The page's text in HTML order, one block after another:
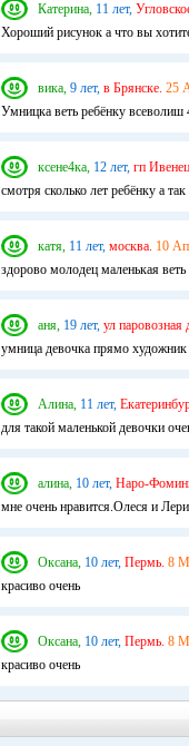
Катерина, 11 лет,
Хороший рисунок а что вы
вика, 9 лет, в Брянске. 25
Умницка веть ребёнку всеволиш
ксене4ка, 12 лет, гп
смотря сколько лет ребёнку а
катя, 11 лет, москва. 10
здорово молодец маленькая веть
аня, 19 лет, ул паровозная
умница девочка прямо художник
Алина, 11 лет,
для такой маленькой девочки
алина, 10 лет, Наро-
мне очень нравится.Олеся и
Оксана, 10 лет, Пермь. 8
красиво очень
Оксана, 10 лет, Пермь. 8
красиво очень